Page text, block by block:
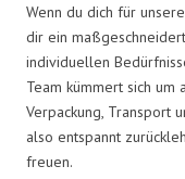
Wenn du dich für
dir ein
individuellen
Team kümmert sich
Verpackung, Transport
also entspannt
freuen.